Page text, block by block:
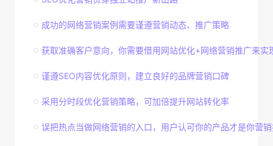
成功的网络营销案例需要谨遵营销动态、推广策略
获取准确客户意向，你需要借用网站优化+网络营销推广来实
谨遵SEO内容优化原则，建立良好的品牌营销口碑
采用分时段优化营销策略，可加倍提升网站转化率
误把热点当做网络营销的入口，用户认可你的产品才是你营